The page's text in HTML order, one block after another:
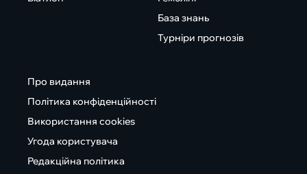
База знань
Турніри прогнозів
Про видання
Політика конфіденційності
Використання cookies
Угода користувача
Редакційна політика